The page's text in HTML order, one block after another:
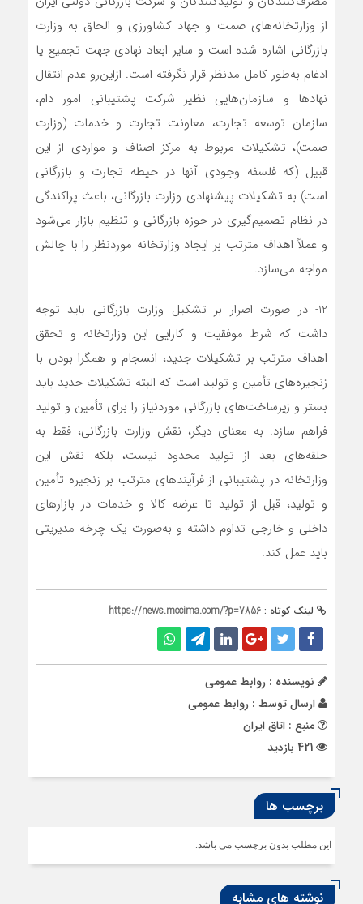
از وزارتخانه‌های صمت و جهاد کشاورزی و الحاق به وزارت
بازرگانی اشاره شده است و سایر ابعاد نهادی جهت تجمیع یا
ادغام به‌طور کامل مدنظر قرار نگرفته است. ازاین‌رو عدم انتقال
نهادها و سازمان‌هایی نظیر شرکت پشتیبانی امور دام،
سازمان توسعه تجارت، معاونت تجارت و خدمات (وزارت
صمت)، تشکیلات مربوط به مرکز اصناف و مواردی از این
قبیل (که فلسفه وجودی آنها در حیطه تجارت و بازرگانی
است) به تشکیلات پیشنهادی وزارت بازرگانی، باعث پراکندگی
در نظام تصمیم‌گیری در حوزه بازرگانی و تنظیم بازار می‌شود
و عملاً اهداف مترتب بر ایجاد وزارتخانه موردنظر را با چالش
مواجه می‌سازد.
12- در صورت اصرار بر تشکیل وزارت بازرگانی باید توجه
داشت که شرط موفقیت و کارایی این وزارتخانه و تحقق
اهداف مترتب بر تشکیلات جدید، انسجام و همگرا بودن با
زنجیره‌های تأمین و تولید است که البته تشکیلات جدید باید
بستر و زیرساخت‌های بازرگانی موردنیاز را برای تأمین و تولید
فراهم سازد. به معنای دیگر، نقش وزارت بازرگانی، فقط به
حلقه‌های بعد از تولید محدود نیست، بلکه نقش این
وزارتخانه در پشتیبانی از فرآیندهای مترتب بر زنجیره تأمین
و تولید، قبل از تولید تا عرضه کالا و خدمات در بازارهای
داخلی و خارجی تداوم داشته و به‌صورت یک چرخه مدیریتی
باید عمل کند.
لینک کوتاه : https://news.mccima.com/?p=7856
نویسنده : روابط عمومی
ارسال توسط : روابط عمومی
منبع : اتاق ایران
برچسب ها
این مطلب بدون برچسب می باشد.
نوشته های مشابه